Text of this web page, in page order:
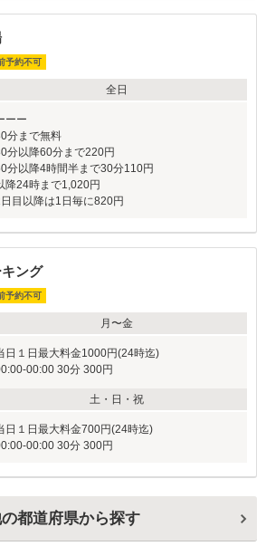
予約不可
全日
ーー
分まで無料
分以降60分まで220円
分以降4時間半まで30分110円
降24時まで1,020円
目以降は1日毎に820円
ング
予約不可
月〜金
日１日最大料金1000円(24時迄)
00:00 30分 300円
土・日・祝
日１日最大料金700円(24時迄)
00:00 30分 300円
都道府県から探す